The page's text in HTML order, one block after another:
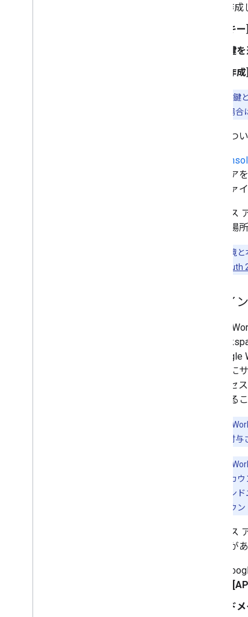
作
キー
鍵
作成
新しい公開
アを紛失した場
詳細につ
API
鍵のペア
ルプファ
サービス
できる場
開発環境
ドメイ
組織の
て
て
代わりに
にアクセ
呼ばれる
Google
ンに自動的に付
Google
Workspace アカ
Workspace エン
サービス アカウ
サービス
る必要が
>
ド